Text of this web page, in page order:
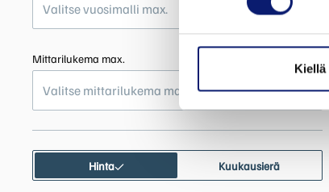
Kiellä
Valitse vuosimalli max.
Mittarilukema max.
Valitse mittarilukema max.
Hinta Kuukausierä